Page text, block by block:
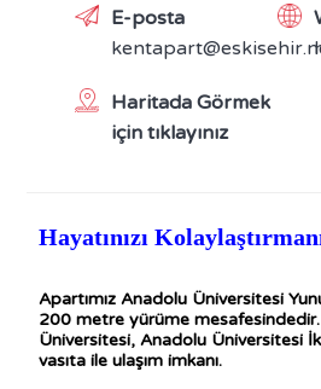
E-posta
Haritada Görmek
için tıklayınız
Hayatınızı
Apartımız Anadolu Üniversitesi
200 metre yürüme
Üniversitesi, Anadolu Üniversitesi
vasıta ile ulaşım imkanı.